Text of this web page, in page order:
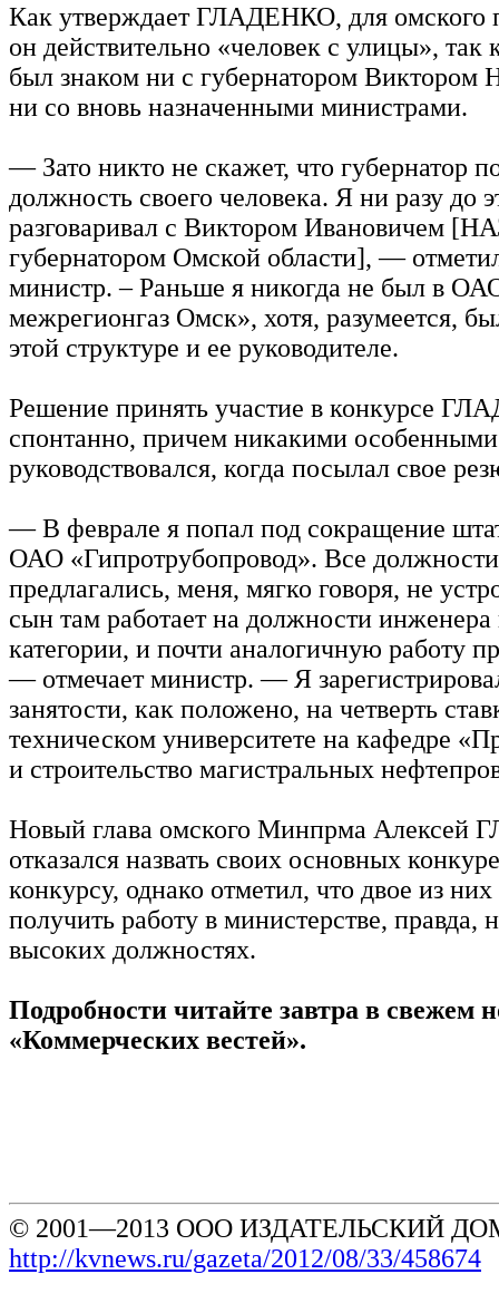
Как утверждает ГЛАДЕНКО, для омского
он действительно «человек с улицы», так
был знаком ни с губернатором
ни со вновь назначенными министрами.
— Зато никто не скажет, что губернатор
должность своего человека. Я ни разу до
разговаривал с Виктором Ивановичем
губернатором Омской области], —
министр. – Раньше я никогда не был в
межрегионгаз Омск», хотя, разумеется,
этой структуре и ее руководителе.
Решение принять участие в конкурсе
спонтанно, причем никакими
руководствовался, когда посылал свое
— В феврале я попал под сокращение
ОАО «Гипротрубопровод». Все
предлагались, меня, мягко говоря, не
сын там работает на должности инженера
категории, и почти аналогичную работу
— отмечает министр. — Я
занятости, как положено, на четверть
техническом университете на кафедре
и строительство магистральных
Новый глава омского Минпрма Алексей
отказался назвать своих основных
конкурсу, однако отметил, что двое из
получить работу в министерстве, правда,
высоких должностях.
Подробности читайте завтра в свежем
«Коммерческих вестей».
© 2001—2013 ООО ИЗДАТЕЛЬСКИЙ
http://kvnews.ru/gazeta/2012/08/33/458674